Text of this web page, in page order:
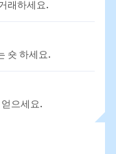
래하세요.
숏 하세요.
으세요.